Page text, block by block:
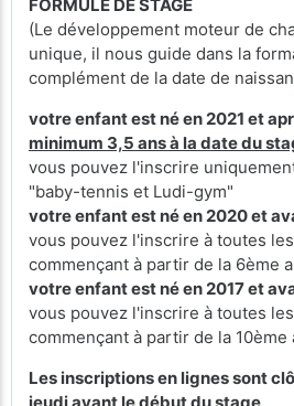
FORMULE DE STAGE
(Le développement moteur de
unique, il nous guide dans la
complément de la date de
votre enfant est né en 2021 et
minimum 3,5 ans à la date du
vous pouvez l'inscrire
"baby-tennis et Ludi-gym"
votre enfant est né en 2020 et
vous pouvez l'inscrire à toutes
commençant à partir de la 6ème
votre enfant est né en 2017 et
vous pouvez l'inscrire à toutes
commençant à partir de la 10ème
Les inscriptions en lignes sont